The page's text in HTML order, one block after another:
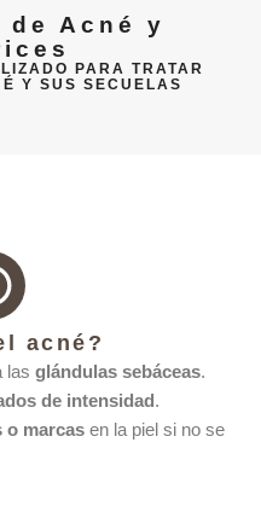
de Acné y
PARA TRATAR
Y SUS SECUELAS
acné?
las glándulas sebáceas.
de intensidad.
o marcas en la piel si no se